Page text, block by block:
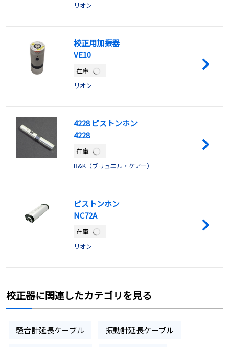
リオン
校正用加振器
VE10
在庫:
リオン
4228 ピストンホン
4228
在庫:
B&K（ブリュエル・ケアー）
ピストンホン
NC72A
在庫:
リオン
校正器に関連したカテゴリを見る
騒音計延長ケーブル 振動計延長ケーブル